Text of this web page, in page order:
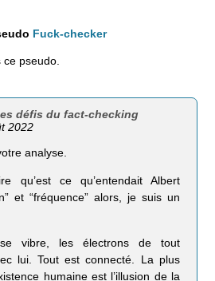
Fuck-checker
pseudo.
défis du fact-checking
2022
analyse.
qu’est ce qu’entendait Albert
et “fréquence” alors, je suis un
vibre, les électrons de tout
lui. Tout est connecté. La plus
humaine est l’illusion de la